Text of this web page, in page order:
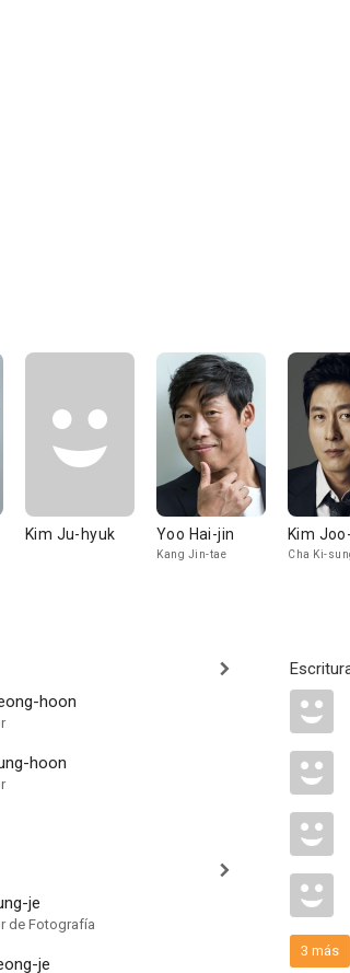
Kim Ju-hyuk Yoo Hai-jin
Kang Jin-tae
Kim
Cha Ki-
hoon
hoon
je
de Fotografía
je
3 más